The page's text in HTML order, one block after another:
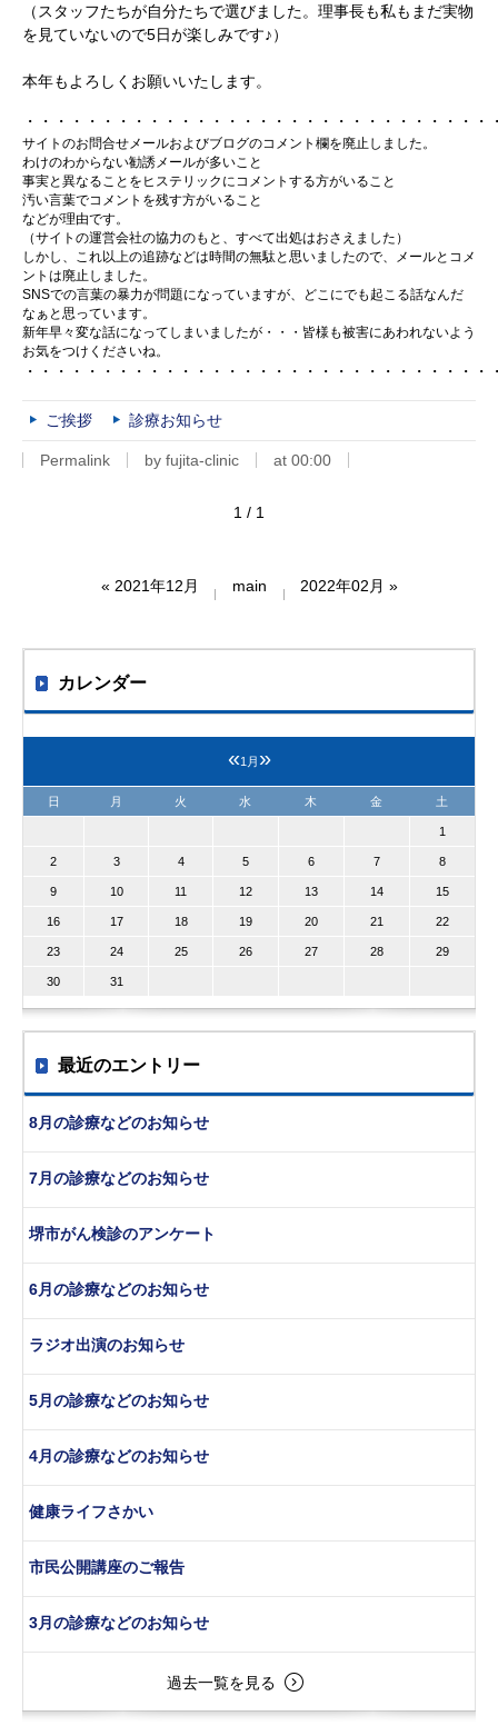
（スタッフたちが自分たちで選びました。理事長も私もまだ実物
を見ていないので5日が楽しみです♪）
本年もよろしくお願いいたします。
・・・・・・・・・・・・・・・・・・・・・・・・・・・・・・
サイトのお問合せメールおよびブログのコメント欄を廃止しました。
わけのわからない勧誘メールが多いこと
事実と異なることをヒステリックにコメントする方がいること
汚い言葉でコメントを残す方がいること
などが理由です。
（サイトの運営会社の協力のもと、すべて出処はおさえました）
しかし、これ以上の追跡などは時間の無駄と思いましたので、メールとコメ
ントは廃止しました。
SNSでの言葉の暴力が問題になっていますが、どこにでも起こる話なんだ
なぁと思っています。
新年早々変な話になってしまいましたが・・・皆様も被害にあわれないよう
お気をつけくださいね。
・・・・・・・・・・・・・・・・・・・・・・・・・・・・・・
ご挨拶 診療お知らせ
Permalink by fujita-clinic at 00:00
1 / 1
« 2021年12月 main 2022年02月 »
カレンダー
«1月 »
日 月 火 水 木 金 土
1
2 3 4 5 6 7 8
9 10 11 12 13 14 15
16 17 18 19 20 21 22
23 24 25 26 27 28 29
30 31
最近のエントリー
8月の診療などのお知らせ
7月の診療などのお知らせ
堺市がん検診のアンケート
6月の診療などのお知らせ
ラジオ出演のお知らせ
5月の診療などのお知らせ
4月の診療などのお知らせ
健康ライフさかい
市民公開講座のご報告
3月の診療などのお知らせ
過去一覧を見る